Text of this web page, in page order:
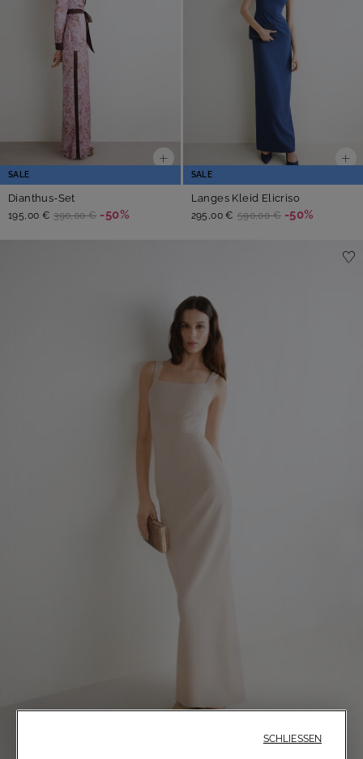
SALE
Dianthus-Set
195,00 € 390,00 € -50%
SALE
Langes Kleid Elicriso
295,00 € 590,00 € -50%
SCHLIESSEN